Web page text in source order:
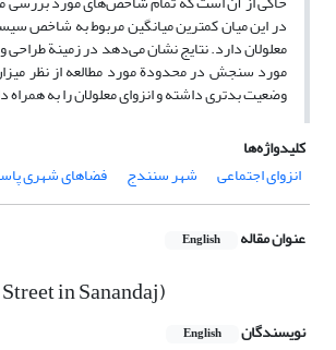
معلولان دارد. نتایج نشان می‌دهد در زمینة
مورد سنجش در محدودة مورد مطالعه از نظر
وضعیت بدتری داشته و انزوای معلولان را به
کلیدواژه‌ها
انزوای اجتماعی
شهر سنندج فضاهای شهری
عنوان مقاله English
in Sanandaj)
نویسندگان English